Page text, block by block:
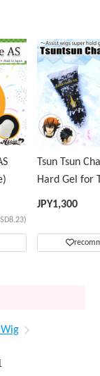
Tsun Tsun
Hard Gel for
Wig
JPY1,300